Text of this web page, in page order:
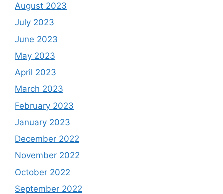
August 2023
July 2023
June 2023
May 2023
April 2023
March 2023
February 2023
January 2023
December 2022
November 2022
October 2022
September 2022